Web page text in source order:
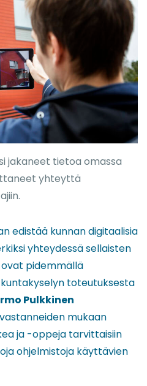
jakaneet tietoa omassa
yhteyttä
edistää kunnan digitaalisia
yhteydessä sellaisten
pidemmällä
toteutuksesta
Pulkkinen
mukaan
ja -oppeja tarvittaisiin
ohjelmistoja käyttävien